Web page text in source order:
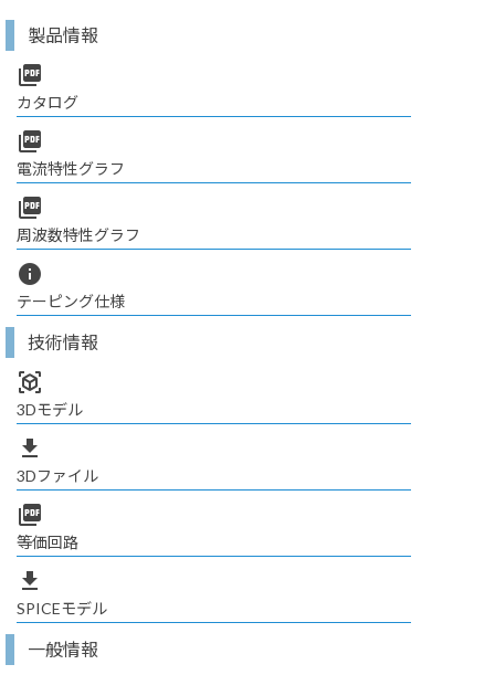
製品情報
picture_as_pdf
カタログ
picture_as_pdf
電流特性グラフ
picture_as_pdf
周波数特性グラフ
info
テーピング仕様
技術情報
view_in_ar
3Dモデル
file_download
3Dファイル
picture_as_pdf
等価回路
file_download
SPICEモデル
一般情報